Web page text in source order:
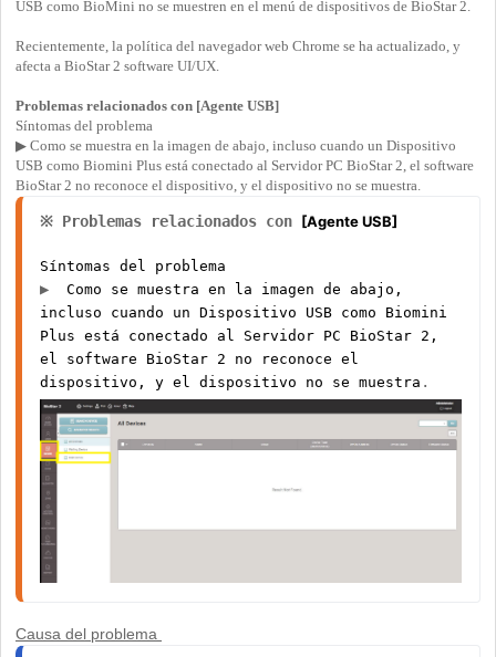
USB como BioMini no se muestren en el menú de dispositivos de BioStar 2.
Recientemente, la política del navegador web Chrome se ha actualizado, y
afecta a BioStar 2 software UI/UX.
Problemas relacionados con [Agente USB]
Síntomas del problema
▶ Como se muestra en la imagen de abajo, incluso cuando un Dispositivo
USB como Biomini Plus está conectado al Servidor PC BioStar 2, el software
BioStar 2 no reconoce el dispositivo, y el dispositivo no se muestra.
※ Problemas relacionados con [Agente USB]
Síntomas del problema
▶
Como se muestra en la imagen de abajo,
incluso cuando un Dispositivo USB como Biomini
Plus está conectado al Servidor PC BioStar 2,
el software BioStar 2 no reconoce el
dispositivo, y el dispositivo no se muestra .
Causa del problema